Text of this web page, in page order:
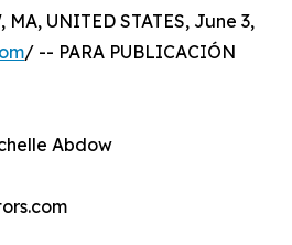
MA, UNITED STATES, June 3,
/ -- PARA PUBLICACIÓN
Abdow